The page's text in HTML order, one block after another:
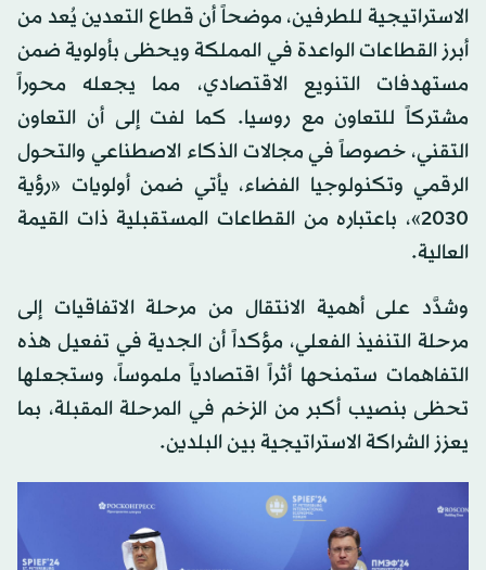
الاستراتيجية للطرفين، موضحاً أن قطاع التعدين يُعد من
أبرز القطاعات الواعدة في المملكة ويحظى بأولوية ضمن
مستهدفات التنويع الاقتصادي، مما يجعله محوراً
مشتركاً للتعاون مع روسيا. كما لفت إلى أن التعاون
التقني، خصوصاً في مجالات الذكاء الاصطناعي والتحول
الرقمي وتكنولوجيا الفضاء، يأتي ضمن أولويات «رؤية
2030»، باعتباره من القطاعات المستقبلية ذات القيمة
العالية.
وشدَّد على أهمية الانتقال من مرحلة الاتفاقيات إلى
مرحلة التنفيذ الفعلي، مؤكداً أن الجدية في تفعيل هذه
التفاهمات ستمنحها أثراً اقتصادياً ملموساً، وستجعلها
تحظى بنصيب أكبر من الزخم في المرحلة المقبلة، بما
يعزز الشراكة الاستراتيجية بين البلدين.